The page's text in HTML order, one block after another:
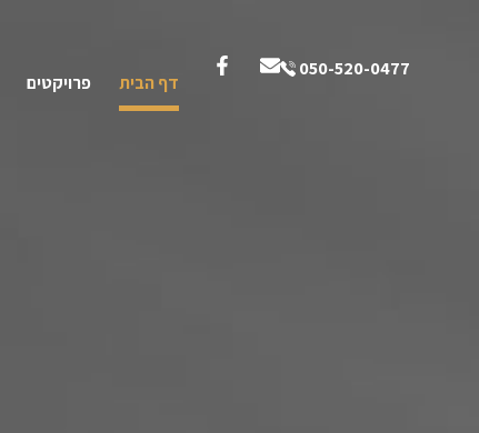
050-520-0477
דף הבית פרויקטים